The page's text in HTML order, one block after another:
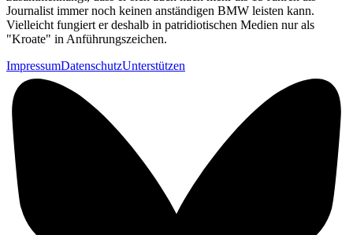
Journalist immer noch keinen anständigen BMW leisten kann.
Vielleicht fungiert er deshalb in patridiotischen Medien nur als
"Kroate" in Anführungszeichen.
ImpressumDatenschutzUnterstützen